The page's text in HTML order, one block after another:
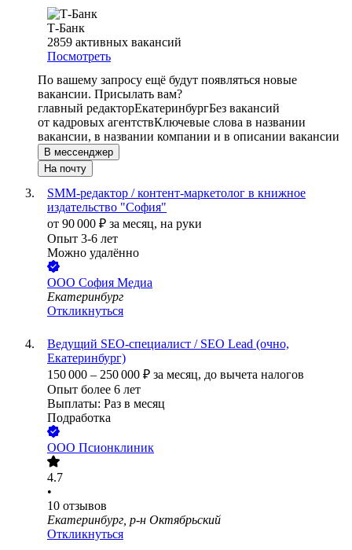
Т-Банк
2859 активных вакансий
Посмотреть
По вашему запросу ещё будут появляться новые
вакансии. Присылать вам?
главный редакторЕкатеринбургБез вакансий
от кадровых агентствКлючевые слова в названии
вакансии, в названии компании и в описании вакансии
В мессенджер
На почту
SMM-редактор / контент-маркетолог в книжное
издательство "София"
от 90 000 ₽ за месяц, на руки
Опыт 3-6 лет
Можно удалённо
ООО София Медиа
Екатеринбург
Откликнуться
Ведущий SEO-специалист / SEO Lead (очно,
Екатеринбург)
150 000 – 250 000 ₽ за месяц, до вычета налогов
Опыт более 6 лет
Выплаты: Раз в месяц
Подработка
ООО Псионклиник
4.7
•
10 отзывов
Екатеринбург, р-н Октябрьский
Откликнуться